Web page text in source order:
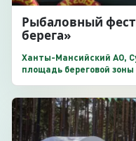
Рыбаловный
берега»
Ханты-Мансийский АО,
площадь береговой